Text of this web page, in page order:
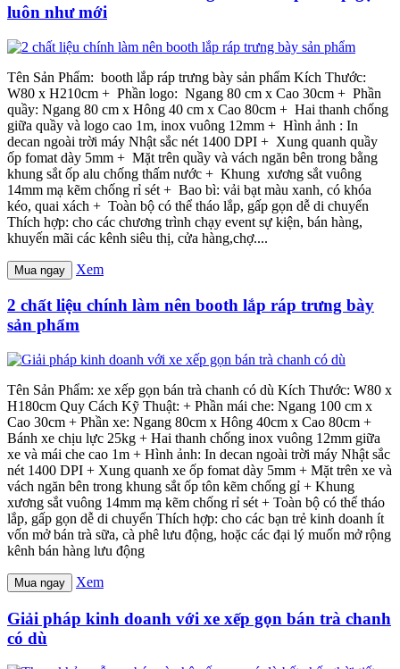
luôn như mới
Tên Sản Phẩm: booth lắp ráp trưng bày sản phẩm Kích Thước:
W80 x H210cm + Phần logo: Ngang 80 cm x Cao 30cm + Phần
quầy: Ngang 80 cm x Hông 40 cm x Cao 80cm + Hai thanh chống
giữa quầy và logo cao 1m, inox vuông 12mm + Hình ảnh : In
decan ngoài trời máy Nhật sắc nét 1400 DPI + Xung quanh quầy
ốp fomat dày 5mm + Mặt trên quầy và vách ngăn bên trong bằng
khung sắt ốp alu chống thấm nước + Khung xương sắt vuông
14mm mạ kẽm chống rỉ sét + Bao bì: vải bạt màu xanh, có khóa
kéo, quai xách + Toàn bộ có thể tháo lắp, gấp gọn dễ di chuyển
Thích hợp: cho các chương trình chạy event sự kiện, bán hàng,
khuyến mãi các kênh siêu thị, cửa hàng,chợ....
Mua ngay Xem
2 chất liệu chính làm nên booth lắp ráp trưng bày
sản phẩm
Tên Sản Phẩm: xe xếp gọn bán trà chanh có dù Kích Thước: W80 x
H180cm Quy Cách Kỹ Thuật: + Phần mái che: Ngang 100 cm x
Cao 30cm + Phần xe: Ngang 80cm x Hông 40cm x Cao 80cm +
Bánh xe chịu lực 25kg + Hai thanh chống inox vuông 12mm giữa
xe và mái che cao 1m + Hình ảnh: In decan ngoài trời máy Nhật sắc
nét 1400 DPI + Xung quanh xe ốp fomat dày 5mm + Mặt trên xe và
vách ngăn bên trong khung sắt ốp tôn kẽm chống gỉ + Khung
xương sắt vuông 14mm mạ kẽm chống rỉ sét + Toàn bộ có thể tháo
lắp, gấp gọn dễ di chuyển Thích hợp: cho các bạn trẻ kinh doanh ít
vốn mở bán trà sữa, cà phê lưu động, hoặc các đại lý muốn mở rộng
kênh bán hàng lưu động
Mua ngay Xem
Giải pháp kinh doanh với xe xếp gọn bán trà chanh
có dù